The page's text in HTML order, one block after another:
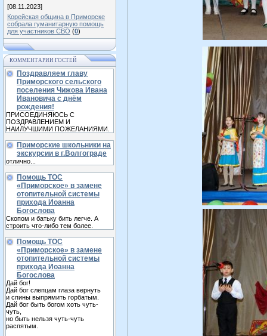
[08.11.2023]
Корейская община в Приморске
собрала гуманитарную помощь
для участников СВО (0)
КОММЕНТАРИИ ГОСТЕЙ
Поздравляем главу
Приморского сельского
поселения Чижова Ивана
Ивановича с днём
рождения!
ПРИСОЕДИНЯЮСЬ С
ПОЗДРАВЛЕНИЕМ И
НАИЛУЧШИМИ ПОЖЕЛАНИЯМИ.
Приморские школьники на
экскурсии в г.Волгограде
отлично...
Помощь ТОС
«Приморское» в замене
отопительной системы
прихода Иоанна
Богослова
Скопом и батьку бить легче. А
строить что-либо тем более.
Помощь ТОС
«Приморское» в замене
отопительной системы
прихода Иоанна
Богослова
Дай бог!
Дай бог слепцам глаза вернуть
и спины выпрямить горбатым.
Дай бог быть богом хоть чуть-
чуть,
но быть нельзя чуть-чуть
распятым.